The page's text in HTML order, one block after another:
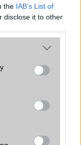
the IAB’s List of
disclose it to other
or more Google
You may click to
party tags to
in below Google
hat
könnyíti
kínál,
teljesen
–